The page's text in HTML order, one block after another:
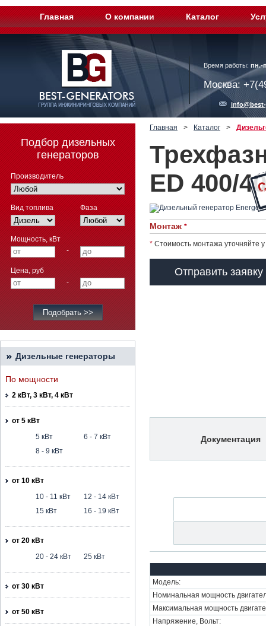
Главная О компании Каталог
Время работы: пн.-
Москва:
Подбор дизельных
генераторов
Производитель
Вид топлива Фаза
Мощность, кВт
-
Цена, руб
-
Дизельные генераторы
По мощности
2 кВт, 3 кВт, 4 кВт
от 5 кВт
5 кВт
6 - 7 кВт
8 - 9 кВт
от 10 кВт
10 - 11 кВт
12 - 14 кВт
15 кВт
16 - 19 кВт
от 20 кВт
20 - 24 кВт
25 кВт
от 30 кВт
от 50 кВт
Главная > Каталог >
ED 400/
Монтаж *
* Стоимость монтажа уточняйте
Отправить
Документация
Модель:
Номинальная мощность
Максимальная мощность
Напряжение, Вольт: